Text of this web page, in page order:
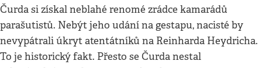
Čurda si získal neblahé renomé zrádce kamarádů
parašutistů. Nebýt jeho udání na gestapu, nacisté by
nevypátrali úkryt atentátníků na Reinharda Heydricha.
To je historický fakt. Přesto se Čurda nestal